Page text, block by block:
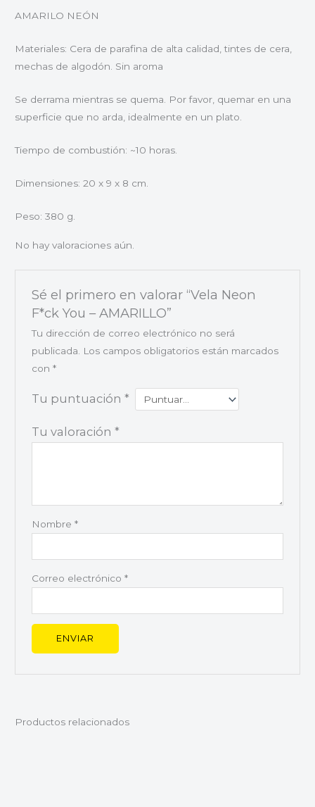
AMARILO NEÓN
Materiales: Cera de parafina de alta calidad, tintes de cera,
mechas de algodón. Sin aroma
Se derrama mientras se quema. Por favor, quemar en una
superficie que no arda, idealmente en un plato.
Tiempo de combustión: ~10 horas.
Dimensiones: 20 x 9 x 8 cm.
Peso: 380 g.
No hay valoraciones aún.
Sé el primero en valorar “Vela Neon
F*ck You – AMARILLO”
Tu dirección de correo electrónico no será
publicada.
Los campos obligatorios están marcados
con *
Tu puntuación *
Tu valoración *
Nombre *
Correo electrónico *
Productos relacionados